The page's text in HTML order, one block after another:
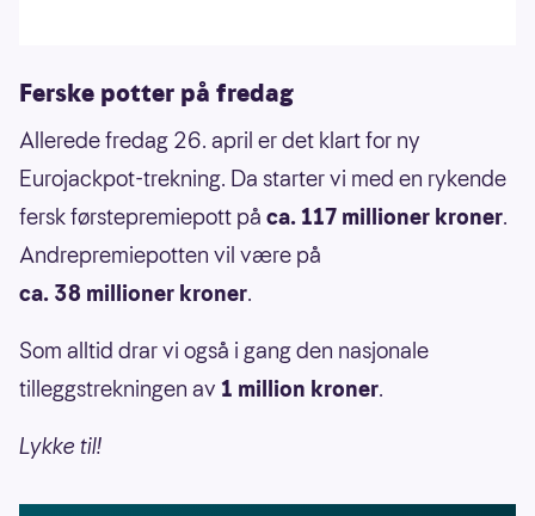
Ferske potter på fredag
Allerede fredag 26. april er det klart for ny
Eurojackpot-trekning. Da starter vi med en rykende
fersk førstepremiepott på ca. 117 millioner kroner.
Andrepremiepotten vil være på
ca. 38 millioner kroner.
Som alltid drar vi også i gang den nasjonale
tilleggstrekningen av 1 million kroner.
Lykke til!